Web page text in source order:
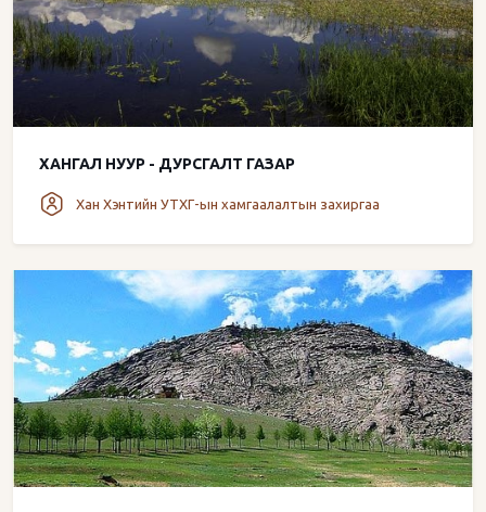
ХАНГАЛ НУУР - ДУРСГАЛТ ГАЗАР
Хан Хэнтийн УТХГ-ын хамгаалалтын захиргаа